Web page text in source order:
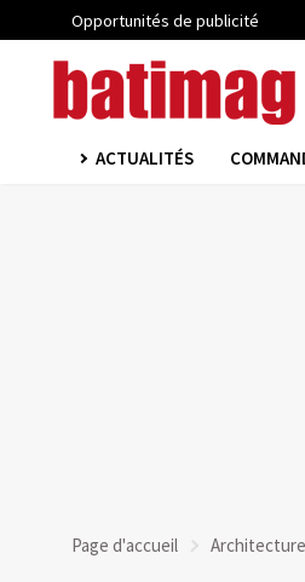
Opportunités de publicité
ACTUALITÉS
Page d'accueil Architecture